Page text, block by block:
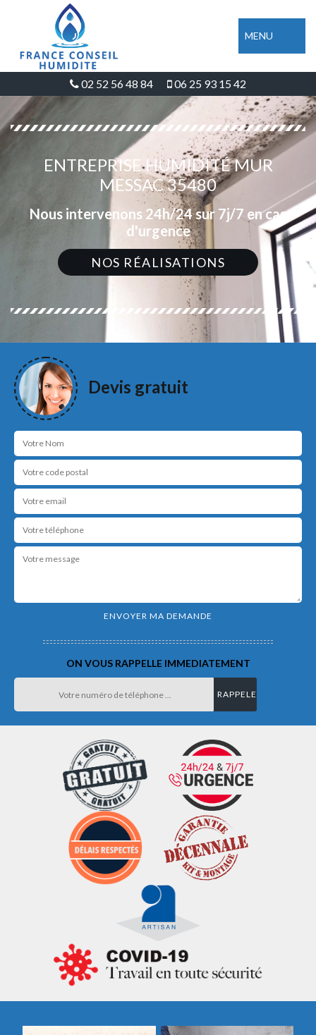
MENU
02 52 56 48 84 06 25 93 15 42
ENTREPRISE HUMIDITÉ MUR
MESSAC 35480
Nous intervenons 24h/24 sur 7j/7 en cas
d'urgence
NOS RÉALISATIONS
Devis gratuit
ON VOUS RAPPELLE IMMEDIATEMENT